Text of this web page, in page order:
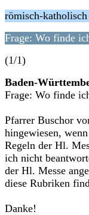
römisch-
Frage: Wo finde
(1/1)
Baden-
Frage: Wo finde
Pfarrer Buschor
hingewiesen,
Regeln der Hl.
ich nicht
der Hl. Messe
diese Rubriken
Danke!